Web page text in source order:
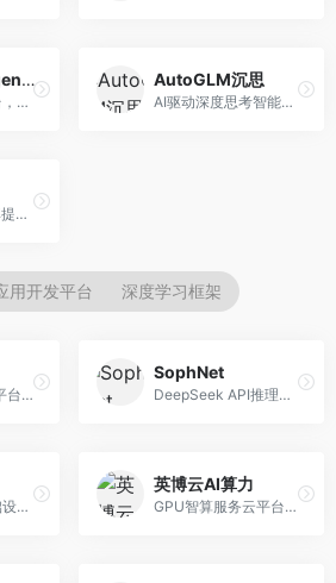
Wonder AI Agents
AI智能体开发平台，专注于低代码智能体创建。面向开发者，提供可视化开发、模板库、部署服务等功能，开发门槛低。
AutoGLM沉思
AI驱动深度思考智能体，专注于复杂推理任务。面向高级用户，提供深度分析、逻辑推理、决策支持等服务，推理能力强。
Powerdrill AI效率提升平台，专注于企业智能化。面向企业用户，提供智能体创建、流程自动化、数据分析等服务，企业效率提升显著。
用开发平台 深度学习框架
智谱GLM大模型平台，提供API调用与模型服务。面向开发者和企业用户，提供GLM系列模型API、微调服务、应用开发工具等，开源生态完善。
SophNet
DeepSeek API推理平台，专注于DeepSeek模型服务。面向开发者，提供DeepSeek模型API、高性能推理、低成本服务，推理效率高。
生成式AI计算基础设施平台，专注于模型推理服务。面向开发者和企业，提供多模型API、高性能推理、成本优化等服务，推理性价比高。
英博云AI算力
GPU智算服务云平台，专注于AI算力租赁。面向AI研究者和企业，提供GPU租赁、模型训练、推理服务等，算力资源丰富。